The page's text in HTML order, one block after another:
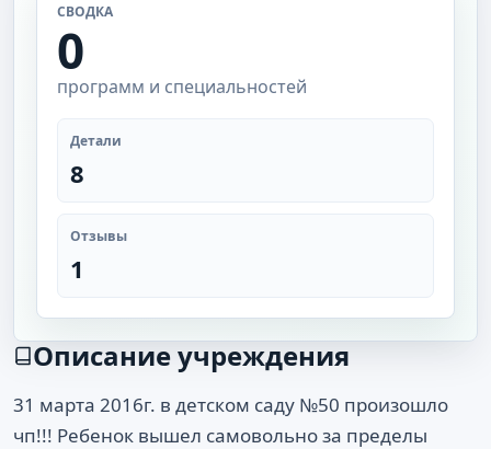
СВОДКА
0
программ и специальностей
Детали
8
Отзывы
1
Описание учреждения
31 марта 2016г. в детском саду №50 произошло
чп!!! Ребенок вышел самовольно за пределы